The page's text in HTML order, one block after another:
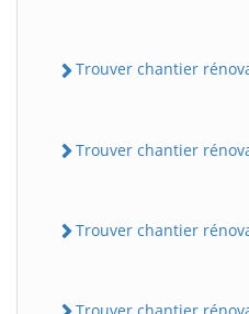
Trouver chantier
Trouver chantier
Trouver chantier